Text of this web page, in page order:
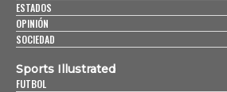
ESTADOS
OPINIÓN
SOCIEDAD
Sports Illustrated
FUTBOL